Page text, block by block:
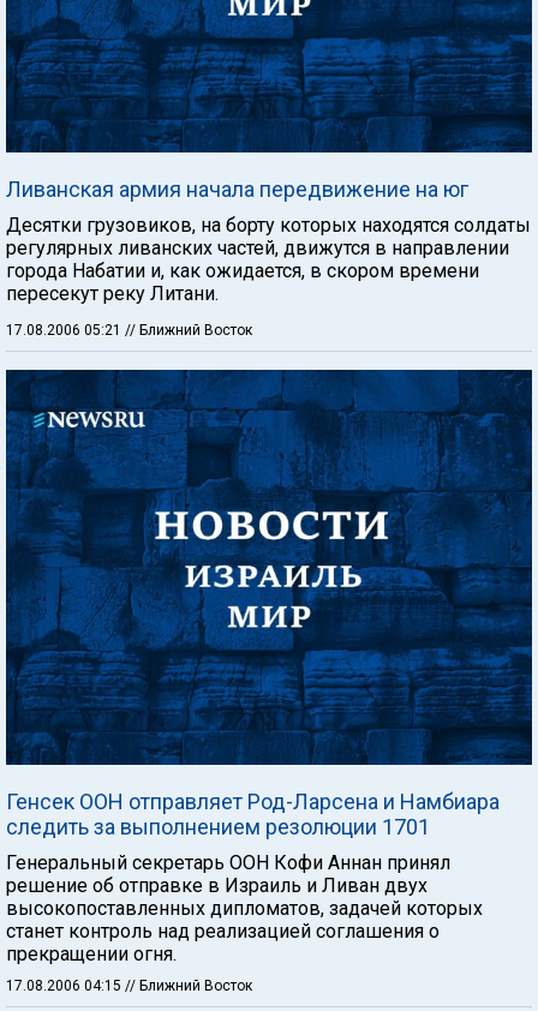
Ливанская армия начала передвижение на юг
Десятки грузовиков, на борту которых находятся солдаты
регулярных ливанских частей, движутся в направлении
города Набатии и, как ожидается, в скором времени
пересекут реку Литани.
17.08.2006 05:21 // Ближний Восток
Генсек ООН отправляет Род-Ларсена и Намбиара
следить за выполнением резолюции 1701
Генеральный секретарь ООН Кофи Аннан принял
решение об отправке в Израиль и Ливан двух
высокопоставленных дипломатов, задачей которых
станет контроль над реализацией соглашения о
прекращении огня.
17.08.2006 04:15 // Ближний Восток